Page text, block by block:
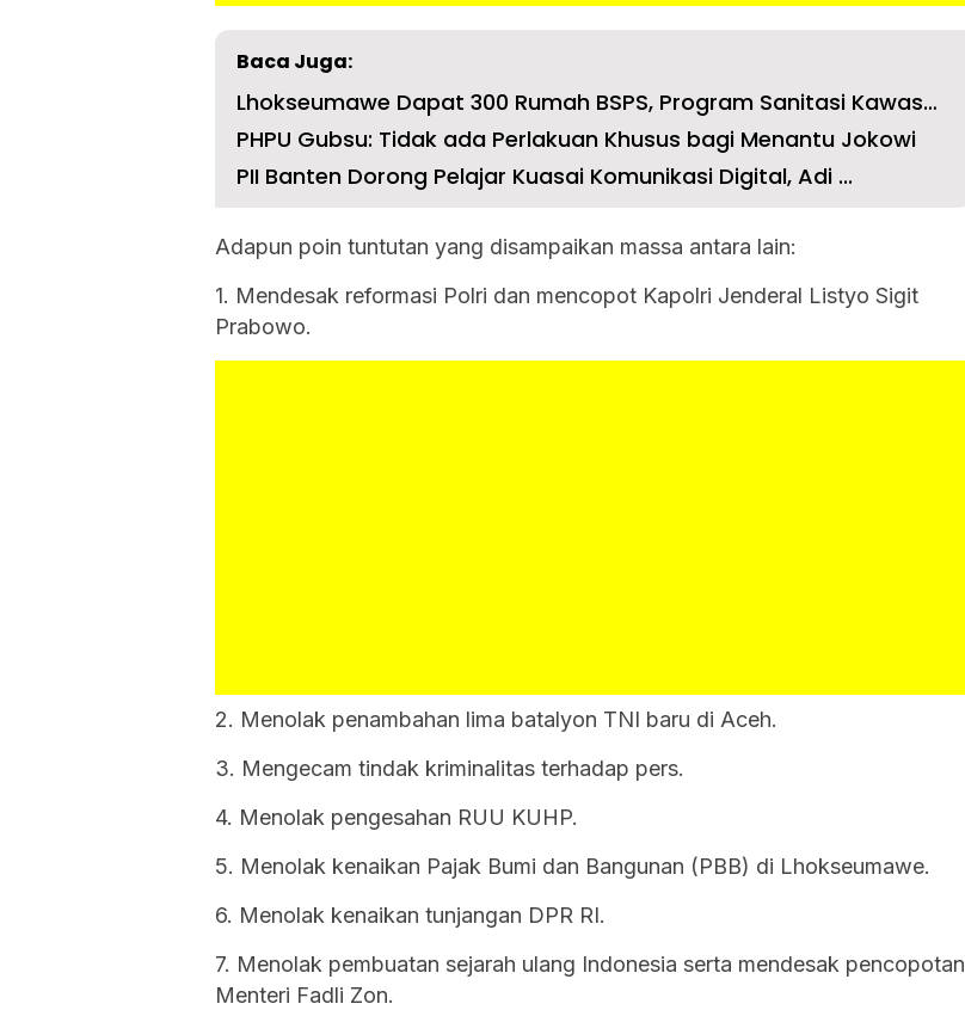
Baca Juga:
Lhokseumawe Dapat 300 Rumah BSPS, Program Sanitasi Kawasa...
PHPU Gubsu: Tidak ada Perlakuan Khusus bagi Menantu Jokowi
PII Banten Dorong Pelajar Kuasai Komunikasi Digital, Adi ...
Adapun poin tuntutan yang disampaikan massa antara lain:
1. Mendesak reformasi Polri dan mencopot Kapolri Jenderal Listyo Sigit
Prabowo.
2. Menolak penambahan lima batalyon TNI baru di Aceh.
3. Mengecam tindak kriminalitas terhadap pers.
4. Menolak pengesahan RUU KUHP.
5. Menolak kenaikan Pajak Bumi dan Bangunan (PBB) di Lhokseumawe.
6. Menolak kenaikan tunjangan DPR RI.
7. Menolak pembuatan sejarah ulang Indonesia serta mendesak pencopotan
Menteri Fadli Zon.